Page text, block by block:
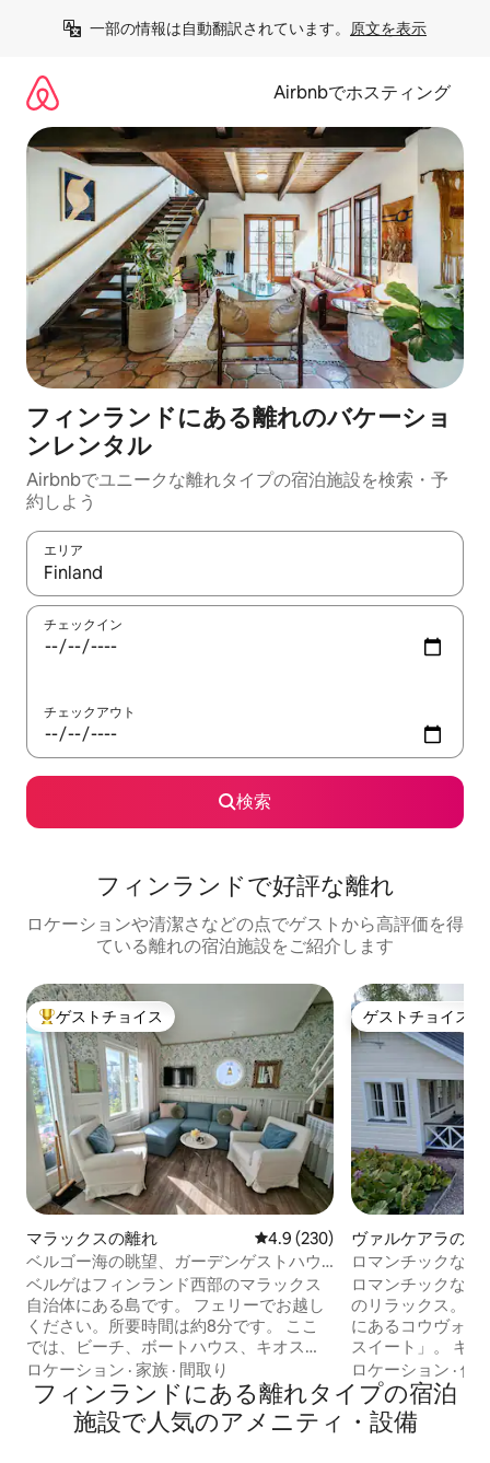
一部の情報は自動翻訳されています。 原文を表示
Airbnbでホスティング
フィンランドにある離れのバケーショ
ンレンタル
Airbnbでユニークな離れタイプの宿泊施設を検索・予
約しよう
エリア
検索結果が表示されたら、上下の矢印キーを使って移動するか
チェックイン
チェックアウト
検索
フィンランドで好評な離れ
ロケーションや清潔さなどの点でゲストから高評価を得
ている離れの宿泊施設をご紹介します
大好評のゲストチョイスです。
ゲストチョイス
マラックスの離れ レビュー230件、5つ星中4.9つ
4.9 (230)
ベルゴー海の眺望、ガーデンゲストハウ
スアパート。
ベルゲはフィンランド西部のマラックス
自治体にある島です。 フェリーでお越し
ください。所要時間は約8分です。 ここ
では、ビーチ、ボートハウス、キオス
ク、キャンプ場からすぐのところにあ
り、快適に暮らしています。 ベルゲには
素敵なハイキングコースがあります。 ア
パートは、私たちの農場のHavsglimtにあ
ロケーション · 家族 · 間取り
ゲストチョイス
ゲストチョイス
ヴァルケアラの離
ロマンチックな
ロマンチックな
のリラックス。 ラポヤルヴィ湖のほとり
にあるコウヴォラ
スイート」。 キ
ーメーカー、電
ジ）、ダブルベッ
てベビーベッド
Chromeキャスト
ロケーション ·価
フィンランドにある離れタイプの宿泊
施設で人気のアメニティ・設備